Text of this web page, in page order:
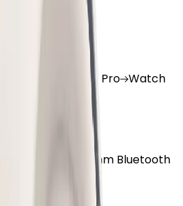
GT 5 Pro Watch
Plastik 47mm Bluetooth